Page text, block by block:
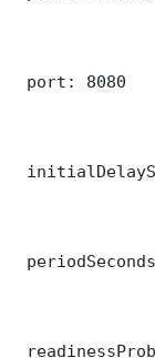
port: 8080